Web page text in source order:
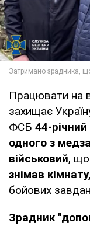
Працювати на
захищає
ФСБ 44-
одного з
військовий, що
знімав кімнату,
бойових
Зрадник